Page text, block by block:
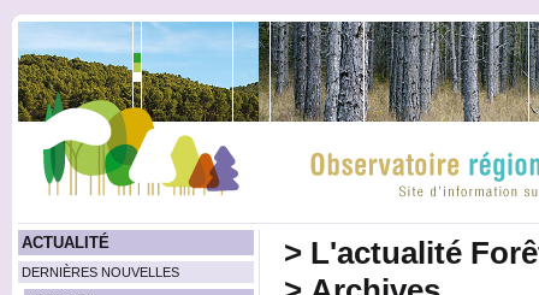
ACTUALITÉ
DERNIÈRES NOUVELLES
> L'actualité